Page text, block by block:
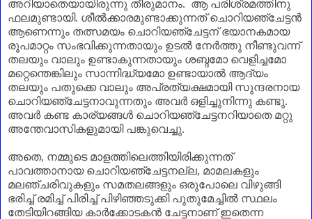
അറിയാതെയായിരുന്നു തീരുമാനം. ആ പരിശ്രമത്തിനു
ഫലമുണ്ടായി. ശീൽക്കാരമുണ്ടാക്കുന്നത് ചൊറിയഞ്ചേട്ടൻ
ആണെന്നും തത്സമയം ചൊറിയഞ്ചേട്ടന്‌ ഭയാനകമായ
രൂപമാറ്റം സംഭവിക്കുന്നതായും ഉടൽ നേർത്തു നീണ്ടുവന്ന്
തലയും വാലും ഉണ്ടാകുന്നതായും ശബ്ദമോ വെളിച്ചമോ
മറ്റെന്തെങ്കിലും സാന്നിദ്ധ്യമോ ഉണ്ടായാൽ ആദ്യം
തലയും പതുക്കെ വാലും അപ്രത്യക്ഷമായി സുന്ദരനായ
ചൊറിയഞ്ചേട്ടനാവുന്നതും അവർ ഒളിച്ചുനിന്നു കണ്ടു.
അവർ കണ്ട കാര്യങ്ങൾ ചൊറിയഞ്ചേട്ടനറിയാതെ മറ്റു
അന്തേവാസികളുമായി പങ്കുവെച്ചു.
അതെ, നമ്മുടെ മാളത്തിലെത്തിയിരിക്കുന്നത്
പാവത്താനായ ചൊറിയഞ്ചേട്ടനല്ല, മാമലകളും
മലഞ്ചരിവുകളും സമതലങ്ങളും ഒരുപോലെ വിഴുങ്ങി
ഭരിച്ച് രമിച്ച് പിരിച്ച് പിഴിഞ്ഞടുക്കി പുതുമേച്ചിൽ സ്ഥലം
തേടിയിറങ്ങിയ കാർക്കോടകൻ ചേട്ടനാണ്‌ ഇതെന്ന